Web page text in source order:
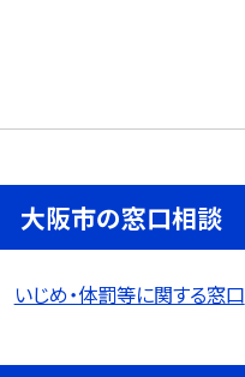
大阪市の窓口相談
いじめ・体罰等に関する窓口